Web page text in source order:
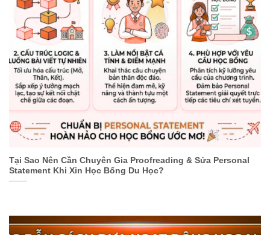
Tại Sao Nên Cần Chuyên Gia Proofreading & Sửa Personal
Statement Khi Xin Học Bổng Du Học?